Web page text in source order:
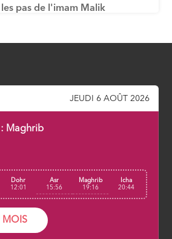
les pas de l'imam Malik
8
9
JEUDI 6 AOÛT 2026
Maghrib
Dohr
12:01
Asr
15:56
Maghrib
19:16
Icha
20:44
MOIS